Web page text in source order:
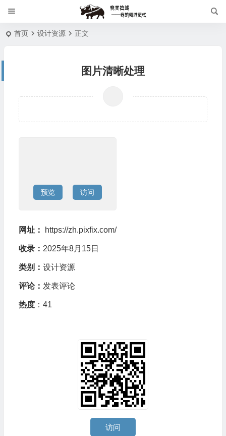
首页 设计资源 正文
图片清晰处理
预览 访问
网址： https://zh.pixfix.com/
收录： 2025年8月15日
类别： 设计资源
评论： 发表评论
热度：41
访问